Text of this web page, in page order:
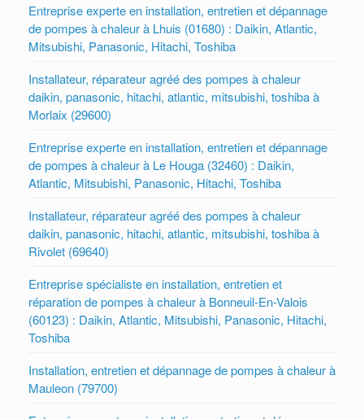
Entreprise experte en installation, entretien et dépannage
de pompes à chaleur à Lhuis (01680) : Daikin, Atlantic,
Mitsubishi, Panasonic, Hitachi, Toshiba
Installateur, réparateur agréé des pompes à chaleur
daikin, panasonic, hitachi, atlantic, mitsubishi, toshiba à
Morlaix (29600)
Entreprise experte en installation, entretien et dépannage
de pompes à chaleur à Le Houga (32460) : Daikin,
Atlantic, Mitsubishi, Panasonic, Hitachi, Toshiba
Installateur, réparateur agréé des pompes à chaleur
daikin, panasonic, hitachi, atlantic, mitsubishi, toshiba à
Rivolet (69640)
Entreprise spécialiste en installation, entretien et
réparation de pompes à chaleur à Bonneuil-En-Valois
(60123) : Daikin, Atlantic, Mitsubishi, Panasonic, Hitachi,
Toshiba
Installation, entretien et dépannage de pompes à chaleur à
Mauleon (79700)